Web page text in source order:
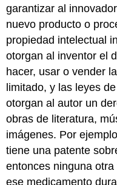
garantizar al
nuevo producto o
propiedad intelectual
otorgan al inventor el
hacer, usar o vender
limitado, y las leyes
otorgan al autor un
obras de literatura,
imágenes. Por
tiene una patente
entonces ninguna
ese medicamento